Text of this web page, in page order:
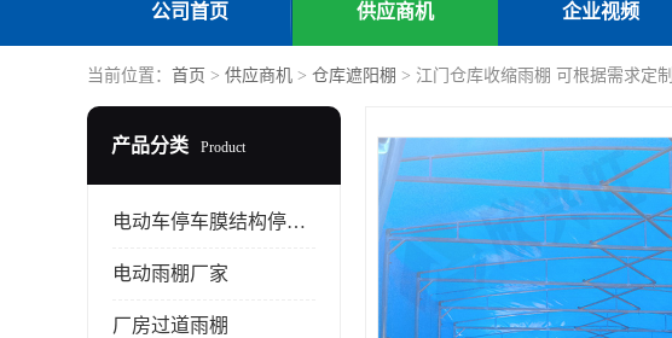
公司首页 供应商机 企业视频
当前位置： 首页 > 供应商机 > 仓库遮阳棚 > 江门仓库收缩雨棚 可根据需求定制
产品分类 Product
电动车停车膜结构停车棚
电动雨棚厂家
厂房过道雨棚